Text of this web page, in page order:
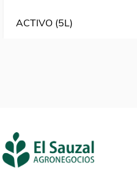
ACTIVO (5L)